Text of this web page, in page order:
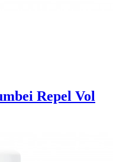
Repel Vol